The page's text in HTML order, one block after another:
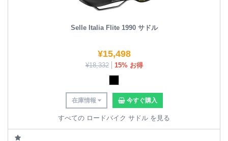
Selle Italia Flite 1990 サドル
¥15,498
¥18,332 15% お得
在庫情報 今すぐ購入
すべての ロードバイク サドル を見る